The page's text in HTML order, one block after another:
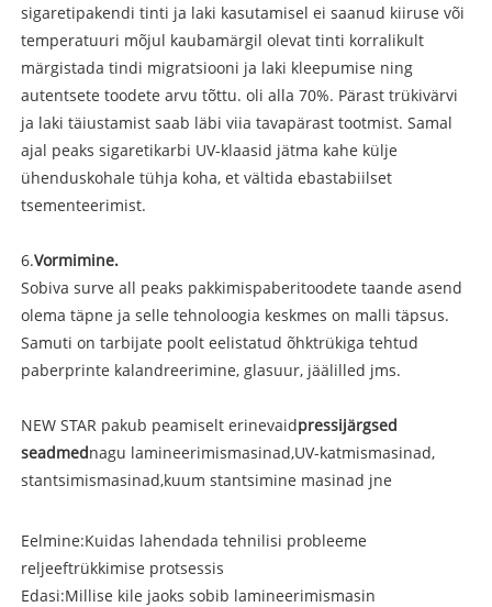
sigaretipakendi tinti ja laki kasutamisel ei saanud kiiruse või
temperatuuri mõjul kaubamärgil olevat tinti korralikult
märgistada tindi migratsiooni ja laki kleepumise ning
autentsete toodete arvu tõttu. oli alla 70%. Pärast trükivärvi
ja laki täiustamist saab läbi viia tavapärast tootmist. Samal
ajal peaks sigaretikarbi UV-klaasid jätma kahe külje
ühenduskohale tühja koha, et vältida ebastabiilset
tsementeerimist.
6.Vormimine.
Sobiva surve all peaks pakkimispaberitoodete taande asend
olema täpne ja selle tehnoloogia keskmes on malli täpsus.
Samuti on tarbijate poolt eelistatud õhktrükiga tehtud
paberprinte kalandreerimine, glasuur, jäälilled jms.
NEW STAR pakub peamiselt erinevaidpressijärgsed
seadmednagu lamineerimismasinad,UV-katmismasinad,
stantsimismasinad,kuum stantsimine masinad jne
Eelmine:Kuidas lahendada tehnilisi probleeme
reljeeftrükkimise protsessis
Edasi:Millise kile jaoks sobib lamineerimismasin